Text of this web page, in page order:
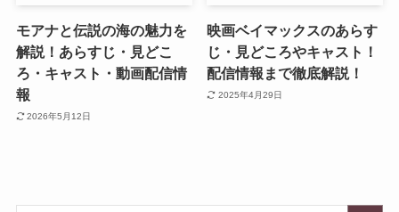
モアナと伝説の海の魅力を
解説！あらすじ・見どこ
ろ・キャスト・動画配信情
報
2026年5月12日
映画ベイマックスのあらす
じ・見どころやキャスト！
配信情報まで徹底解説！
2025年4月29日